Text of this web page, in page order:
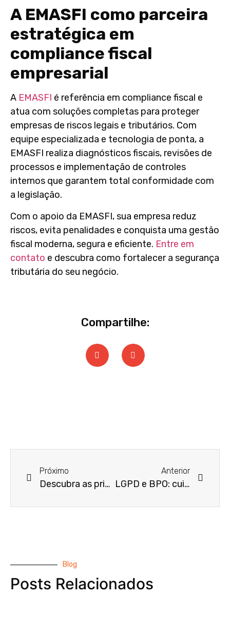
A EMASFI como parceira
estratégica em
compliance fiscal
empresarial
A EMASFI é referência em compliance fiscal e
atua com soluções completas para proteger
empresas de riscos legais e tributários. Com
equipe especializada e tecnologia de ponta, a
EMASFI realiza diagnósticos fiscais, revisões de
processos e implementação de controles
internos que garantem total conformidade com
a legislação.
Com o apoio da EMASFI, sua empresa reduz
riscos, evita penalidades e conquista uma gestão
fiscal moderna, segura e eficiente. Entre em
contato e descubra como fortalecer a segurança
tributária do seu negócio.
Compartilhe:
Próximo
Descubra as principais vantagens do BPO para empresas de médio e grande porte
Anterior
LGPD e BPO: cuidados com dados financeiros sensíveis
Blog
Posts Relacionados